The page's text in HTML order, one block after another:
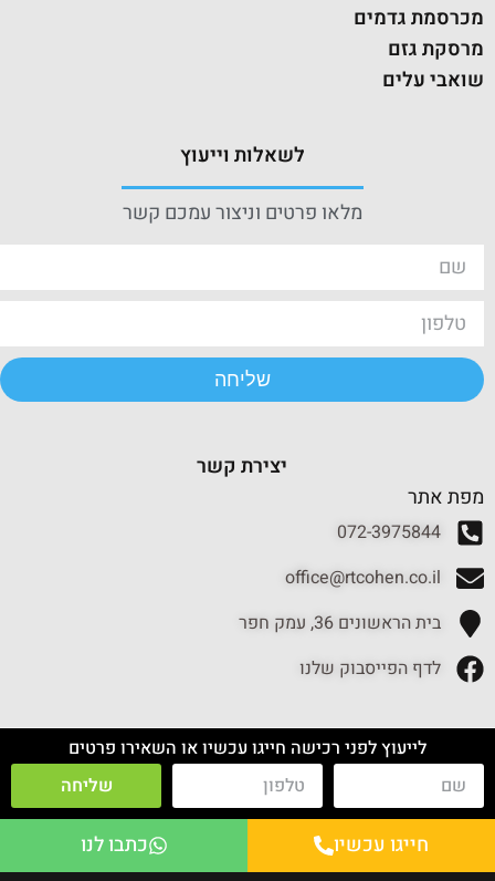
מכרסמת גדמים
מרסקת גזם
שואבי עלים
לשאלות וייעוץ
מלאו פרטים וניצור עמכם קשר
שליחה
יצירת קשר
מפת אתר
072-3975844
office@rtcohen.co.il
בית הראשונים 36, עמק חפר
לדף הפייסבוק שלנו
לייעוץ לפני רכישה חייגו עכשיו או השאירו פרטים
שליחה
חייגו עכשיו כתבו לנו